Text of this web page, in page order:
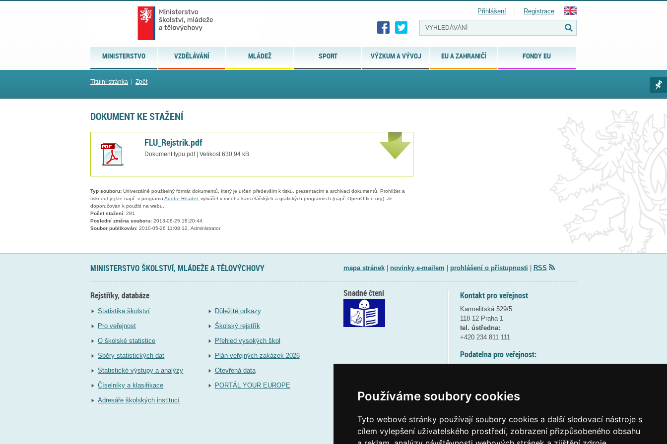
Používáme soubory cookies
Tyto webové stránky používají soubory cookies a další sledovací nástroje s
cílem vylepšení uživatelského prostředí, zobrazení přizpůsobeného obsahu
MINISTERSTVO VZDĚLÁVÁNÍ MLÁDEŽ SPORT VÝZKUM A VÝVOJ EU A ZAHRANIČÍ FONDY EU
Přihlášení Registrace
Titulní stránka Zpět
DOKUMENT KE STAŽENÍ
FLU_Rejstrik.pdf
Dokument typu pdf | Velikost 630,94 kB
Typ souboru: Univerzálně použitelný formát dokumentů, který je určen především k tisku, prezentacím a archivaci dokumentů. Prohlížet a
tisknout jej lze např. v programu Adobe Reader, vytvářet v mnoha kancelářských a grafických programech (např. OpenOffice.org). Je
doporučován k použití na webu.
Počet stažení: 281
Poslední změna souboru: 2013-08-25 18:20:44
Soubor publikován: 2010-05-26 11:08:12, Administrator
MINISTERSTVO ŠKOLSTVÍ, MLÁDEŽE A TĚLOVÝCHOVY mapa stránek| novinky e-mailem prohlášení o přístupnosti RSS
Rejstříky, databáze
Statistika školství
Pro veřejnost
O školské statistice
Sběry statistických dat
Statistické výstupy a analýzy
Číselníky a klasifikace
Adresáře školských institucí
Důležité odkazy
Školský rejstřík
Přehled vysokých škol
Plán veřejných zakázek 2026
Otevřená data
PORTÁL YOUR EUROPE
Kontakt pro veřejnost
Karmelitská 529/5
118 12 Praha 1
tel. ústředna:
+420 234 811 111
Podatelna pro veřejnost:
(více informací
Elektronická podatelna:
Snadné čtení